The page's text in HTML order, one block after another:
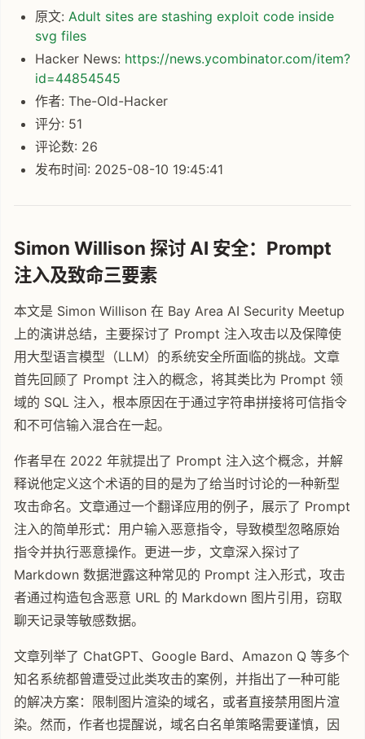
原文: Adult sites are stashing exploit code inside
svg files
Hacker News: https://news.ycombinator.com/item?
id=44854545
作者: The-Old-Hacker
评分: 51
评论数: 26
发布时间: 2025-08-10 19:45:41
Simon Willison 探讨 AI 安全：Prompt
注入及致命三要素
本文是 Simon Willison 在 Bay Area AI Security Meetup
上的演讲总结，主要探讨了 Prompt 注入攻击以及保障使
用大型语言模型（LLM）的系统安全所面临的挑战。文章
首先回顾了 Prompt 注入的概念，将其类比为 Prompt 领
域的 SQL 注入，根本原因在于通过字符串拼接将可信指令
和不可信输入混合在一起。
作者早在 2022 年就提出了 Prompt 注入这个概念，并解
释说他定义这个术语的目的是为了给当时讨论的一种新型
攻击命名。文章通过一个翻译应用的例子，展示了 Prompt
注入的简单形式：用户输入恶意指令，导致模型忽略原始
指令并执行恶意操作。更进一步，文章深入探讨了
Markdown 数据泄露这种常见的 Prompt 注入形式，攻击
者通过构造包含恶意 URL 的 Markdown 图片引用，窃取
聊天记录等敏感数据。
文章列举了 ChatGPT、Google Bard、Amazon Q 等多个
知名系统都曾遭受过此类攻击的案例，并指出了一种可能
的解决方案：限制图片渲染的域名，或者直接禁用图片渲
染。然而，作者也提醒说，域名白名单策略需要谨慎，因